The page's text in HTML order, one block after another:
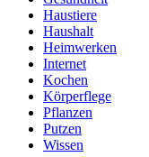
Haustiere
Haushalt
Heimwerken
Internet
Kochen
Körperflege
Pflanzen
Putzen
Wissen